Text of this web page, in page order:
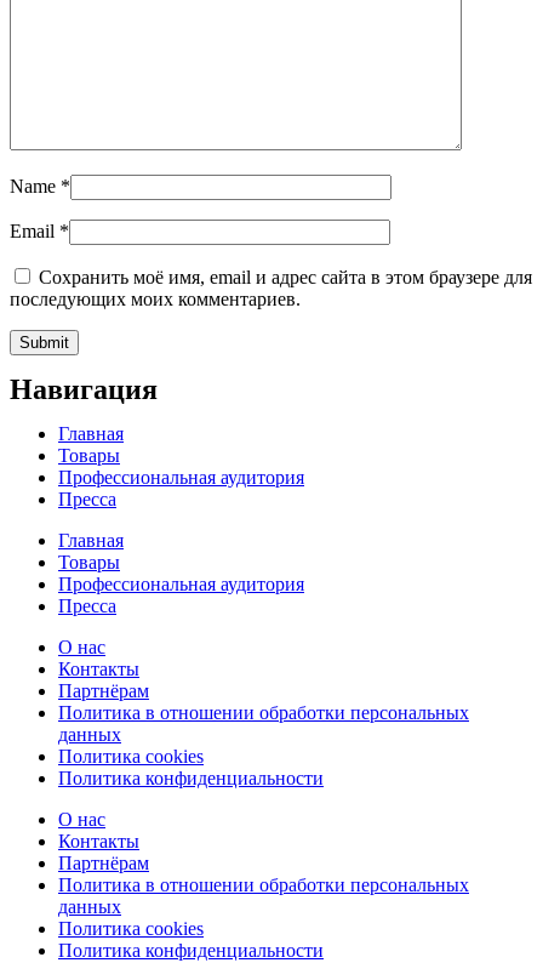
Name *
Email *
Сохранить моё имя, email и адрес сайта в этом браузере для
последующих моих комментариев.
Навигация
Главная
Товары
Профессиональная аудитория
Пресса
Главная
Товары
Профессиональная аудитория
Пресса
О нас
Контакты
Партнёрам
Политика в отношении обработки персональных
данных
Политика cookies
Политика конфиденциальности
О нас
Контакты
Партнёрам
Политика в отношении обработки персональных
данных
Политика cookies
Политика конфиденциальности